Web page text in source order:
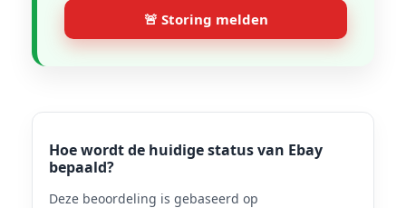
🚨 Storing melden
Hoe wordt de huidige status van Ebay
bepaald?
Deze beoordeling is gebaseerd op